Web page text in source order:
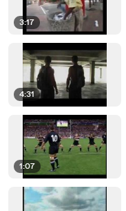
3:17
4:31
1:07